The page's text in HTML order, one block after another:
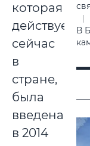
которая
действует
сейчас
в
стране,
была
введена
в 2014
В